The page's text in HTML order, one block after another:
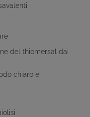
del thiomersal dai
chiaro e